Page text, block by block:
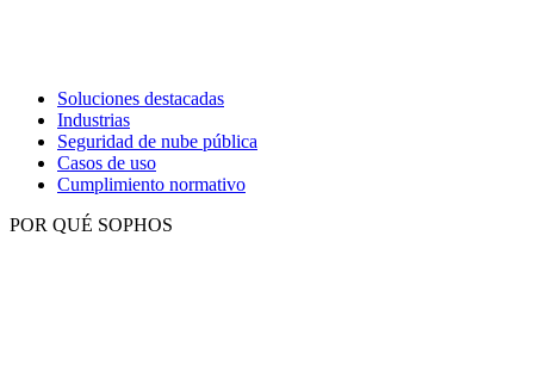
Soluciones destacadas
Industrias
Seguridad de nube pública
Casos de uso
Cumplimiento normativo
POR QUÉ SOPHOS